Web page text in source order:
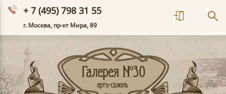
+ 7 (495) 798 31 55
г. Москва, пр-кт Мира, 89